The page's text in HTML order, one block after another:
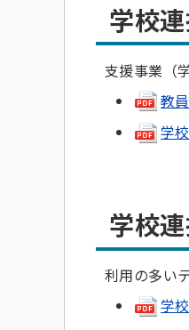
学校
支援事業（
教
学
学校
利用の多い
学